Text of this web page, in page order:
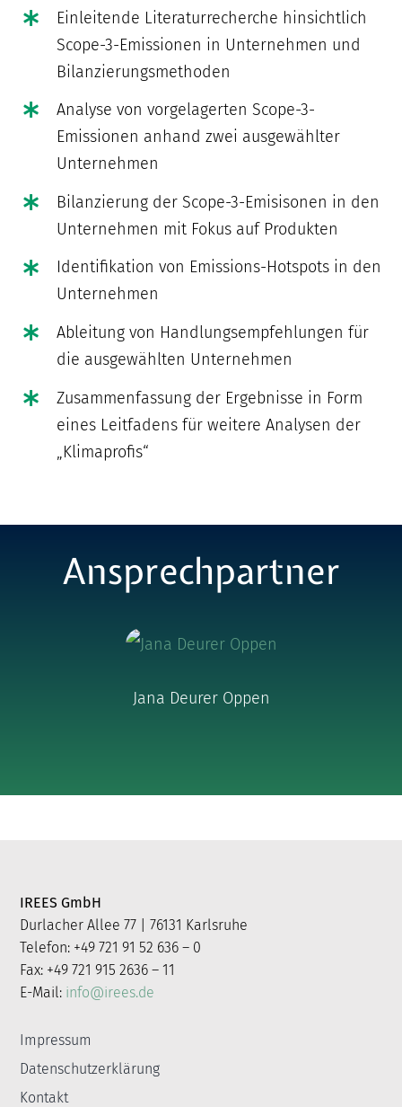
Einleitende Literaturrecherche hinsichtlich
Scope-3-Emissionen in Unternehmen und
Bilanzierungsmethoden
Analyse von vorgelagerten Scope-3-
Emissionen anhand zwei ausgewählter
Unternehmen
Bilanzierung der Scope-3-Emisisonen in den
Unternehmen mit Fokus auf Produkten
Identifikation von Emissions-Hotspots in den
Unternehmen
Ableitung von Handlungsempfehlungen für
die ausgewählten Unternehmen
Zusammenfassung der Ergebnisse in Form
eines Leitfadens für weitere Analysen der
„Klimaprofis“
Ansprechpartner
Jana Deurer Oppen
IREES GmbH
Durlacher Allee 77 | 76131 Karlsruhe
Telefon: +49 721 91 52 636 – 0
Fax: +49 721 915 2636 – 11
E-Mail: info@irees.de
Impressum
Datenschutzerklärung
Kontakt